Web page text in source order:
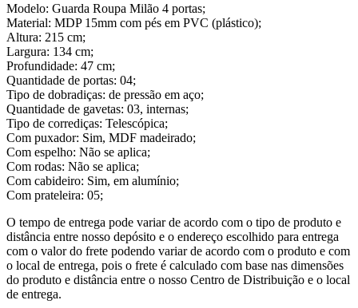
Modelo: Guarda Roupa Milão 4 portas;
Material: MDP 15mm com pés em PVC (plástico);
Altura: 215 cm;
Largura: 134 cm;
Profundidade: 47 cm;
Quantidade de portas: 04;
Tipo de dobradiças: de pressão em aço;
Quantidade de gavetas: 03, internas;
Tipo de corrediças: Telescópica;
Com puxador: Sim, MDF madeirado;
Com espelho: Não se aplica;
Com rodas: Não se aplica;
Com cabideiro: Sim, em alumínio;
Com prateleira: 05;
O tempo de entrega pode variar de acordo com o tipo de produto e
distância entre nosso depósito e o endereço escolhido para entrega
com o valor do frete podendo variar de acordo com o produto e com
o local de entrega, pois o frete é calculado com base nas dimensões
do produto e distância entre o nosso Centro de Distribuição e o local
de entrega.